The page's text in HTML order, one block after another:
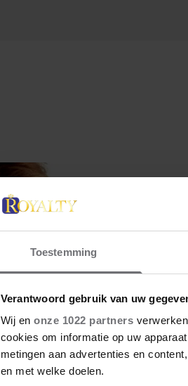
Toestemming
Verantwoord gebruik van uw
Wij en onze 1022 partners
cookies om informatie op uw
metingen aan advertenties en
en met welke doelen.